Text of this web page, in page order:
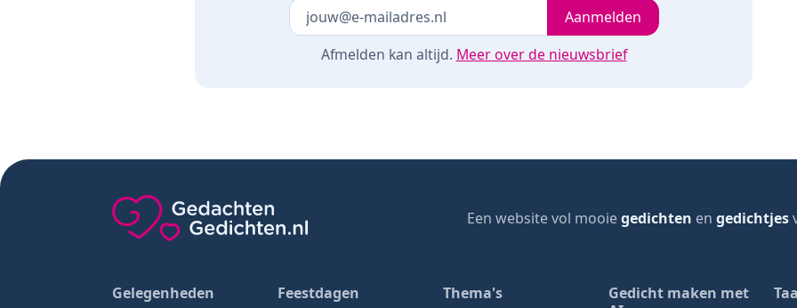
Laat dit veld leeg Je e-mailadresAanmelden
Afmelden kan altijd. Meer over de nieuwsbrief
Een website vol mooiegedichten en gedichtjes
Gelegenheden Feestdagen Thema's
Gedicht maken met